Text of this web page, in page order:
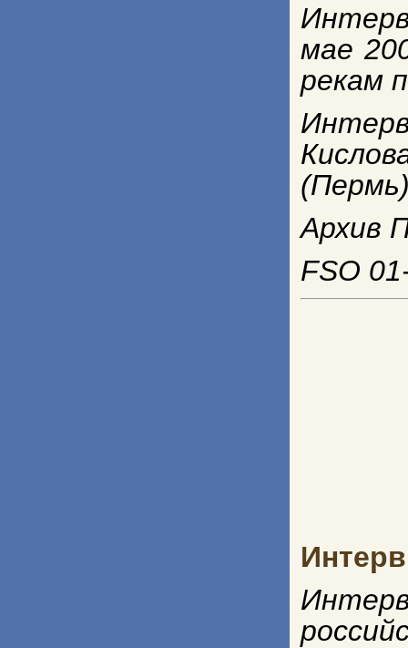
мае
рекам
Архив
FSO